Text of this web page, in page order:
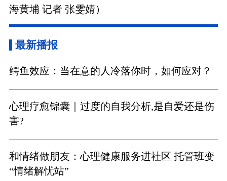
海黄埔 记者 张雯婧）
最新播报
鳄鱼效应：当在意的人冷落你时，如何应对？
心理疗愈锦囊｜过度的自我分析,是自爱还是伤
害?
和情绪做朋友：心理健康服务进社区 托管班变
“情绪解忧站”